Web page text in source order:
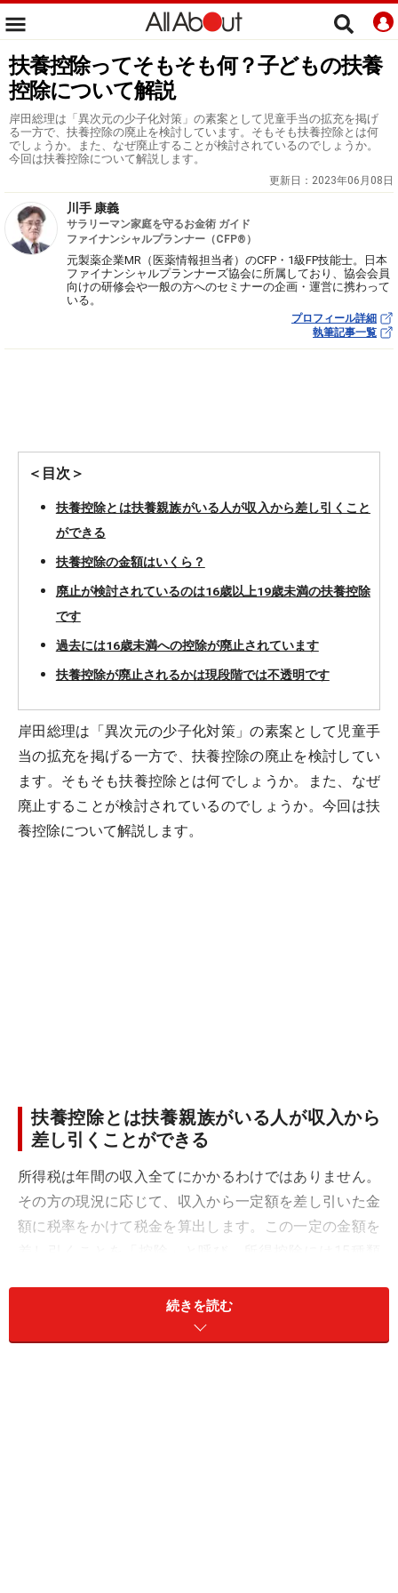
扶養控除ってそもそも何？子どもの扶養
控除について解説
岸田総理は「異次元の少子化対策」の素案として児童手当の拡充を掲げ
る一方で、扶養控除の廃止を検討しています。そもそも扶養控除とは何
でしょうか。また、なぜ廃止することが検討されているのでしょうか。
今回は扶養控除について解説します。
更新日： 2023年06月08日
川手 康義
サラリーマン家庭を守るお金術 ガイド
ファイナンシャルプランナー（CFP®）
元製薬企業MR（医薬情報担当者）のCFP・1級FP技能士。日本
ファイナンシャルプランナーズ協会に所属しており、協会会員
向けの研修会や一般の方へのセミナーの企画・運営に携わって
いる。
プロフィール詳細
執筆記事一覧
＜目次＞
扶養控除とは扶養親族がいる人が収入から差し引くこと
ができる
扶養控除の金額はいくら？
廃止が検討されているのは16歳以上19歳未満の扶養控除
です
過去には16歳未満への控除が廃止されています
扶養控除が廃止されるかは現段階では不透明です
岸田総理は「異次元の少子化対策」の素案として児童手
当の拡充を掲げる一方で、扶養控除の廃止を検討してい
ます。そもそも扶養控除とは何でしょうか。また、なぜ
廃止することが検討されているのでしょうか。今回は扶
養控除について解説します。
扶養控除とは扶養親族がいる人が収入から
差し引くことができる
所得税は年間の収入全てにかかるわけではありません。
その方の現況に応じて、収入から一定額を差し引いた金
額に税率をかけて税金を算出します。この一定の金額を
扶養控除とは15種類の所得控除の一つであり、扶養して
続きを読む